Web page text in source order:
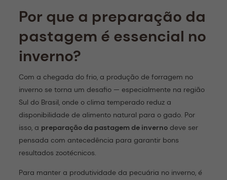
Por que a preparação da
pastagem é essencial no
inverno?
Com a chegada do frio, a produção de forragem no
inverno se torna um desafio — especialmente na região
Sul do Brasil, onde o clima temperado reduz a
disponibilidade de alimento natural para o gado. Por
isso, a preparação da pastagem de inverno deve ser
pensada com antecedência para garantir bons
resultados zootécnicos.
Para manter a produtividade da pecuária no inverno, é